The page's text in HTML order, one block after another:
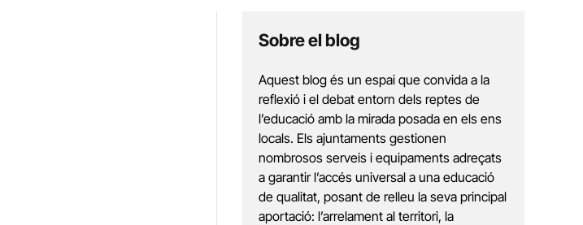
Sobre el blog
Aquest blog és un espai que convida a la
reflexió i el debat entorn dels reptes de
l’educació amb la mirada posada en els ens
locals. Els ajuntaments gestionen
nombrosos serveis i equipaments adreçats
a garantir l’accés universal a una educació
de qualitat, posant de relleu la seva principal
aportació: l’arrelament al territori, la